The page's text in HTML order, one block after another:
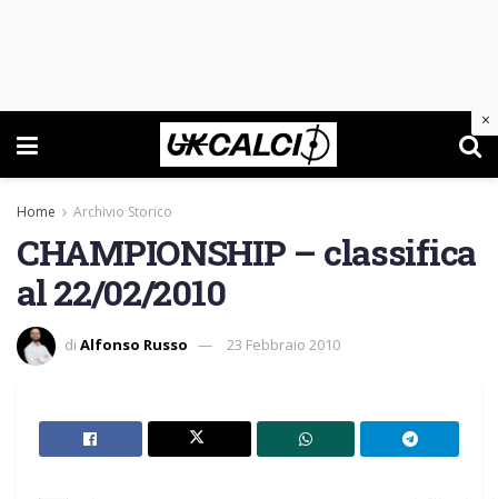
Home Archivio Storico
CHAMPIONSHIP – classifica
al 22/02/2010
di Alfonso Russo 23 Febbraio 2010
×